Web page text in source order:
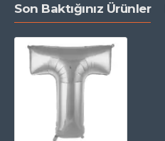
Son Baktığınız Ürünler